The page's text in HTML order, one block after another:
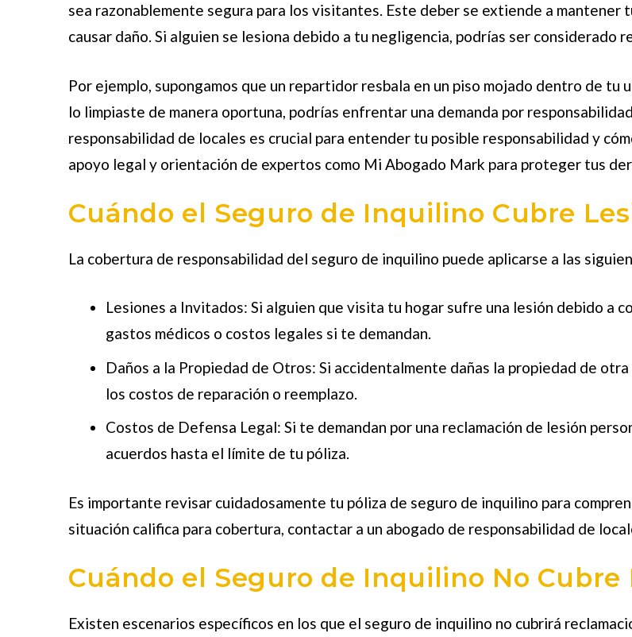
sea razonablemente segura para los visitantes. Este deber se extiende a mantener
causar daño. Si alguien se lesiona debido a tu negligencia, podrías ser considerado
Por ejemplo, supongamos que un repartidor resbala en un piso mojado dentro de
lo limpiaste de manera oportuna, podrías enfrentar una demanda por
responsabilidad de locales es crucial para entender tu posible responsabilidad y
apoyo legal y orientación de expertos como Mi Abogado Mark para proteger tus
Cuándo el Seguro de Inquilino Cubre
La cobertura de responsabilidad del seguro de inquilino puede aplicarse a las
Lesiones a Invitados: Si alguien que visita tu hogar sufre una lesión debido a
gastos médicos o costos legales si te demandan.
Daños a la Propiedad de Otros: Si accidentalmente dañas la propiedad de
los costos de reparación o reemplazo.
Costos de Defensa Legal: Si te demandan por una reclamación de lesión
acuerdos hasta el límite de tu póliza.
Es importante revisar cuidadosamente tu póliza de seguro de inquilino para
situación califica para cobertura, contactar a un abogado de responsabilidad de
Cuándo el Seguro de Inquilino No Cubre
Existen escenarios específicos en los que el seguro de inquilino no cubrirá